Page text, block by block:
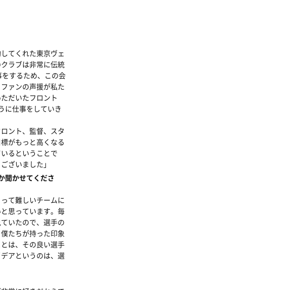
てくれた東京ヴェ
ラブは非常に伝統
するため、この会
ァンの声援が私た
だいたフロント
に仕事をしていき
ント、監督、スタ
がもっと高くなる
るということで
ざいました」
聞かせてくださ
て難しいチームに
思っています。毎
いたので、選手の
たちが持った印象
は、その良い選手
アというのは、選